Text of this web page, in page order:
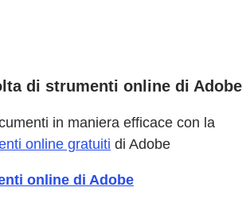
di strumenti online di Adobe
in maniera efficace con la
online gratuiti di Adobe
online di Adobe